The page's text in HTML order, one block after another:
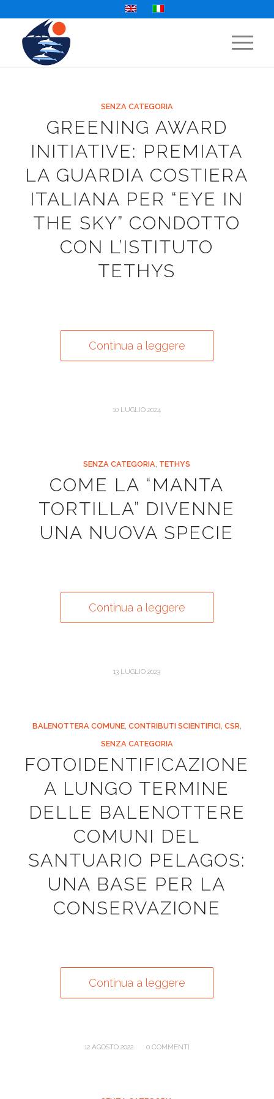
SENZA CATEGORIA
GREENING AWARD
INITIATIVE: PREMIATA
LA GUARDIA COSTIERA
ITALIANA PER “EYE IN
THE SKY” CONDOTTO
CON L’ISTITUTO
TETHYS
Continua a leggere
10 LUGLIO 2024
SENZA CATEGORIA, TETHYS
COME LA “MANTA
TORTILLA” DIVENNE
UNA NUOVA SPECIE
Continua a leggere
13 LUGLIO 2023
BALENOTTERA COMUNE, CONTRIBUTI SCIENTIFICI, CSR,
SENZA CATEGORIA
FOTOIDENTIFICAZIONE
A LUNGO TERMINE
DELLE BALENOTTERE
COMUNI DEL
SANTUARIO PELAGOS:
UNA BASE PER LA
CONSERVAZIONE
Continua a leggere
12 AGOSTO 2022
/ 0 COMMENTI